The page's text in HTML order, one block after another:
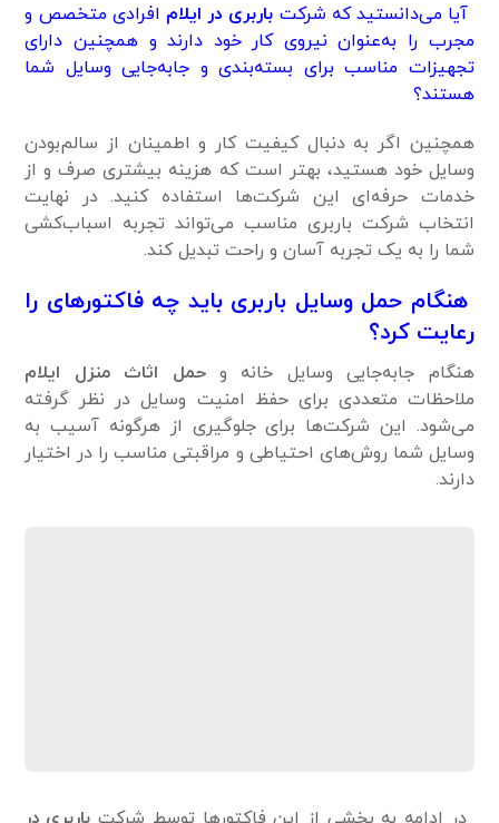
آیا می‌دانستید که شرکت‌ باربری در ایلام افرادی متخصص و
مجرب را به‌عنوان نیروی کار خود دارند و همچنین دارای
تجهیزات مناسب برای بسته‌بندی و جابه‌جایی وسایل شما
هستند؟
همچنین اگر به دنبال کیفیت کار و اطمینان از سالم‌بودن
وسایل خود هستید، بهتر است که هزینه بیشتری صرف و از
خدمات حرفه‌ای این شرکت‌ها استفاده کنید. در نهایت
انتخاب شرکت باربری مناسب می‌تواند تجربه اسباب‌کشی
شما را به یک تجربه آسان و راحت تبدیل کند.
هنگام حمل وسایل باربری باید چه فاکتورهای را
رعایت کرد؟
هنگام جابه‌جایی وسایل خانه وحمل اثاث منزل ایلام
ملاحظات متعددی برای حفظ امنیت وسایل در نظر گرفته
می‌شود. این شرکت‌ها برای جلوگیری از هرگونه آسیب به
وسایل شما روش‌های احتیاطی و مراقبتی مناسب را در اختیار
دارند.